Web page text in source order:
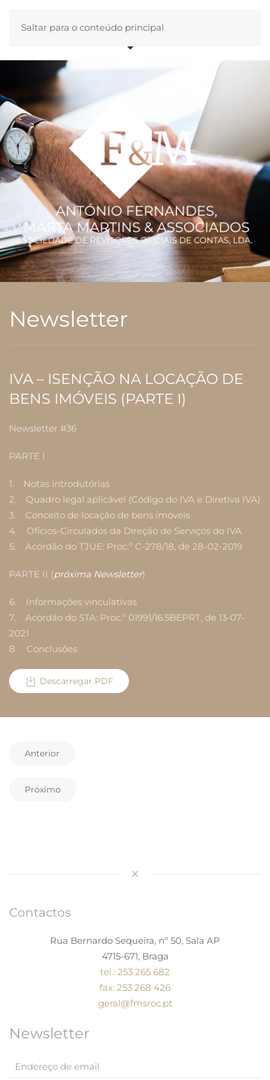
Saltar para o conteúdo principal
Newsletter
IVA – ISENÇÃO NA LOCAÇÃO DE
BENS IMÓVEIS (PARTE I)
Newsletter #36
PARTE I
1. Notas introdutórias
2. Quadro legal aplicável (Código do IVA e Diretiva IVA)
3. Conceito de locação de bens imóveis
4. Ofícios-Circulados da Direção de Serviços do IVA
5. Acórdão do TJUE: Proc.º C-278/18, de 28-02-2019
PARTE II (próxima Newsletter)
6. Informações vinculativas
7. Acórdão do STA: Proc.º 01991/16.5BEPRT, de 13-07-
2021
8. Conclusões
Descarregar PDF
Anterior
Próximo
Contactos
Rua Bernardo Sequeira, nº 50, Sala AP
4715-671, Braga
tel.: 253 265 682
fax: 253 268 426
geral@fmsroc.pt
Newsletter